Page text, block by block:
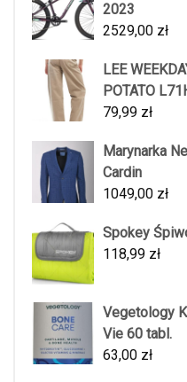
2023
2529,00 zł
LEE
POTATO
79,99 zł
Marynarka
Cardin
1049,00 zł
Spokey
118,99 zł
Vegetology
Vie 60 tabl.
63,00 zł